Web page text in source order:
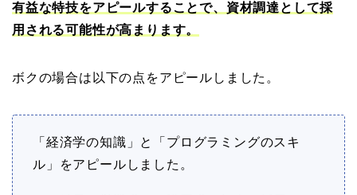
有益な特技をアピールすることで、資材調達として採
用される可能性が高まります。
ボクの場合は以下の点をアピールしました。
「経済学の知識」と「プログラミングのスキ
ル」をアピールしました。